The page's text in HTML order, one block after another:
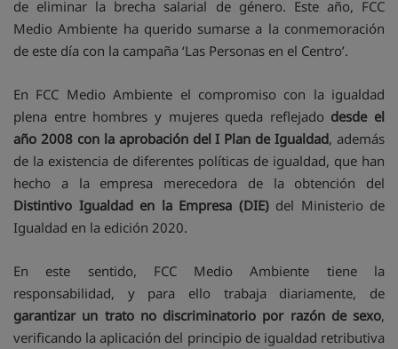
de eliminar la brecha salarial de género. Este año, FCC
Medio Ambiente ha querido sumarse a la conmemoración
de este día con la campaña ‘Las Personas en el Centro’.
En FCC Medio Ambiente el compromiso con la igualdad
plena entre hombres y mujeres queda reflejado desde el
año 2008 con la aprobación del I Plan de Igualdad, además
de la existencia de diferentes políticas de igualdad, que han
hecho a la empresa merecedora de la obtención del
Distintivo Igualdad en la Empresa (DIE)del Ministerio de
Igualdad en la edición 2020.
En este sentido, FCC Medio Ambiente tiene la
responsabilidad, y para ello trabaja diariamente, de
garantizar un trato no discriminatorio por razón de sexo,
verificando la aplicación del principio de igualdad retributiva